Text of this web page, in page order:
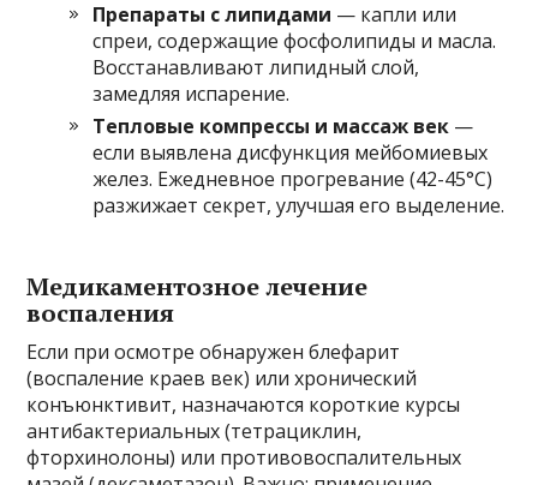
Препараты с липидами — капли или
спреи, содержащие фосфолипиды и масла.
Восстанавливают липидный слой,
замедляя испарение.
Тепловые компрессы и массаж век —
если выявлена дисфункция мейбомиевых
желез. Ежедневное прогревание (42-45°C)
разжижает секрет, улучшая его выделение.
Медикаментозное лечение
воспаления
Если при осмотре обнаружен блефарит
(воспаление краев век) или хронический
конъюнктивит, назначаются короткие курсы
антибактериальных (тетрациклин,
фторхинолоны) или противовоспалительных